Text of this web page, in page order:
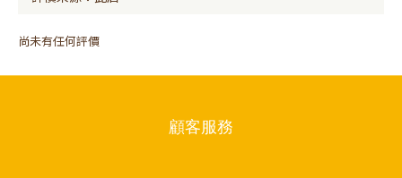
尚未有任何評價
顧客服務